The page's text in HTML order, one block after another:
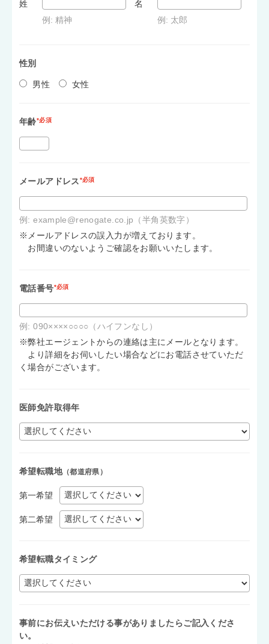
姓
例: 精神
名
例: 太郎
性別
男性 女性
年齢*必須
メールアドレス*必須
例: example@renogate.co.jp（半角英数字）
※メールアドレスの誤入力が増えております。
お間違いのないようご確認をお願いいたします。
電話番号*必須
例: 090××××○○○○（ハイフンなし）
※弊社エージェントからの連絡は主にメールとなります。
より詳細をお伺いしたい場合などにお電話させていただ
く場合がございます。
医師免許取得年
希望転職地（都道府県）
第一希望
第二希望
希望転職タイミング
事前にお伝えいただける事がありましたらご記入くださ
い。